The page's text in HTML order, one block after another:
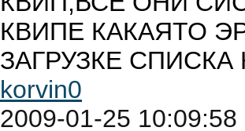
КВИПЕ КАКАЯТО
ЗАГРУЗКЕ
korvin0
2009-01-25 10:09:58